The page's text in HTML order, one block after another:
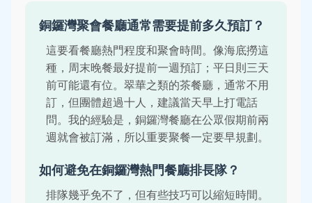
銅鑼灣聚會餐廳通常需要提前多久預訂？
這要看餐廳熱門程度和聚會時間。像海底撈這
種，周末晚餐最好提前一週預訂；平日則三天
前可能還有位。翠華之類的茶餐廳，通常不用
訂，但團體超過十人，建議當天早上打電話
問。我的經驗是，銅鑼灣餐廳在公眾假期前兩
週就會被訂滿，所以重要聚餐一定要早規劃。
如何避免在銅鑼灣熱門餐廳排長隊？
排隊幾乎免不了，但有些技巧可以縮短時間。